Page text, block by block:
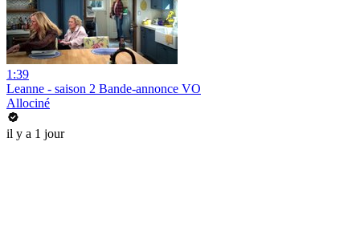
1:39
Leanne - saison 2 Bande-annonce VO
Allociné
il y a 1 jour